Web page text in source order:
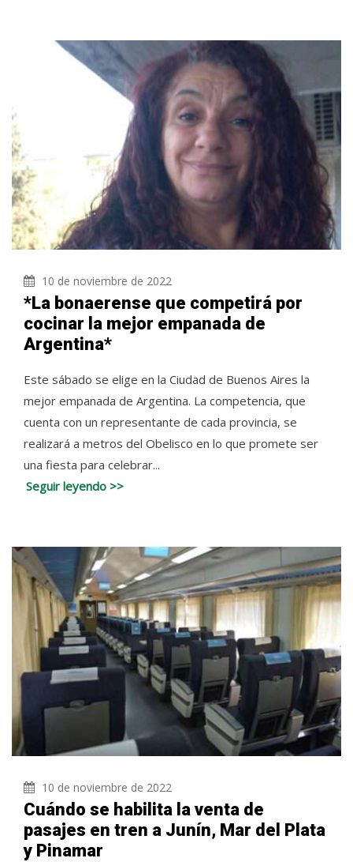
10 de noviembre de 2022
*La bonaerense que competirá por
cocinar la mejor empanada de
Argentina*
Este sábado se elige en la Ciudad de Buenos Aires la
mejor empanada de Argentina. La competencia, que
cuenta con un representante de cada provincia, se
realizará a metros del Obelisco en lo que promete ser
una fiesta para celebrar...
Seguir leyendo >>
10 de noviembre de 2022
Cuándo se habilita la venta de
pasajes en tren a Junín, Mar del Plata
y Pinamar